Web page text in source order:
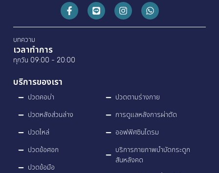
บทความ
บริการของเรา
ปวดคอบ่า
ปวดหลังส่วนล่าง
ปวดไหล่
ปวดข้อศอก
ปวดข้อมือ
ปวดตามร่างกาย
การดูแลหลังการผ่าตัด
ออฟฟิศซินโดรม
บริการกายภาพบำบัดกระดูก
สันหลังคด
เวลาทำการ
ทุกวัน 09:00 - 20:00